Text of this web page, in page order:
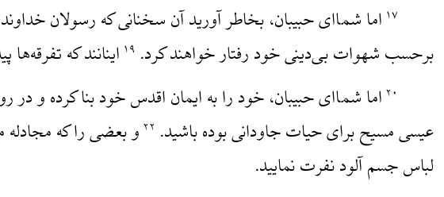
۱۷ اما شما‌ای حبیبان، بخاطر آورید آن سخنانی که رسولان
برحسب شهوات بی‌دینی خود رفتار خواهند کرد. ۱۹ اینانند که
۲۰ اما شما‌ای حبیبان، خود را به ایمان اقدس خود بنا کرده و
عیسی مسیح برای حیات جاودانی بوده باشید. ۲۲ و بعضی را که مجادله
لباس جسم آلود نفرت نمایید.